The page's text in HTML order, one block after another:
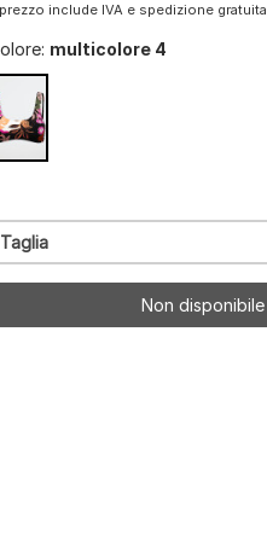
include IVA e spedizione gratuita.
multicolore 4
Taglia
Non disponibile